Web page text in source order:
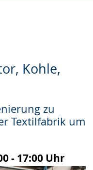
Kohle,
zu
Textilfabrik um
- 17:00 Uhr